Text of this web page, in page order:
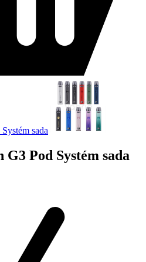
sada
Pod Systém sada